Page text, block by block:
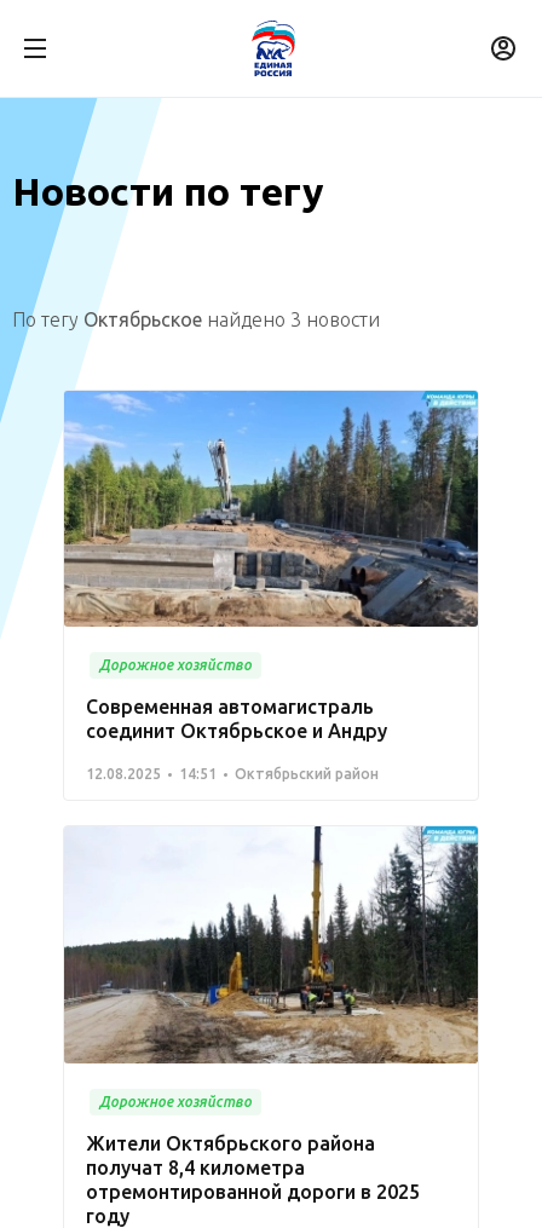
Новости по тегу
По тегу Октябрьское найдено 3 новости
Дорожное хозяйство
Современная автомагистраль
соединит Октябрьское и Андру
12.08.2025 14:51 Октябрьский район
Дорожное хозяйство
Жители Октябрьского района
получат 8,4 километра
отремонтированной дороги в 2025
году